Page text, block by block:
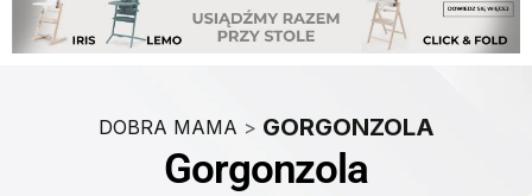
DOBRA MAMA > GORGONZOLA
Gorgonzola